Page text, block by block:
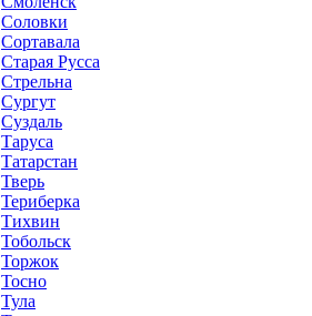
Соловки
Сортавала
Старая Русса
Стрельна
Сургут
Суздаль
Таруса
Татарстан
Тверь
Териберка
Тихвин
Тобольск
Торжок
Тосно
Тула